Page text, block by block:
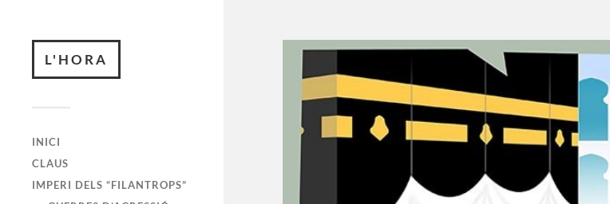
L'HORA
INICI
CLAUS
IMPERI DELS “FILANTROPS”